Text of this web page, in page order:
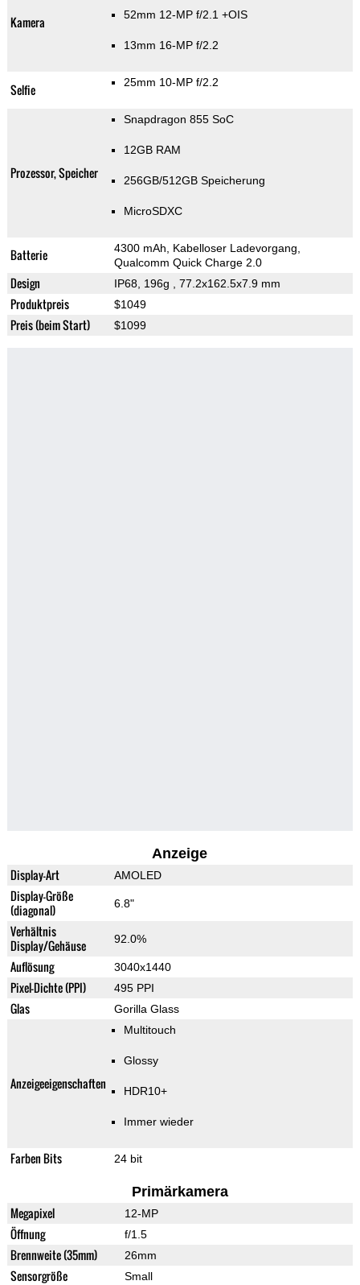
Kamera 52mm 12-MP f/2.1 +OIS
13mm 16-MP f/2.2
Selfie 25mm 10-MP f/2.2
Prozessor, Speicher
Snapdragon 855 SoC
12GB RAM
256GB/512GB Speicherung
MicroSDXC
Batterie
4300 mAh, Kabelloser Ladevorgang,
Qualcomm Quick Charge 2.0
Design IP68, 196g , 77.2x162.5x7.9 mm
Produktpreis $1049
Preis (beim Start) $1099
Anzeige
Display-Art AMOLED
Display-Größe
(diagonal)
6.8"
Verhältnis
Display/Gehäuse
92.0%
Auflösung 3040x1440
Pixel-Dichte (PPI) 495 PPI
Glas Gorilla Glass
Anzeigeeigenschaften
Multitouch
Glossy
HDR10+
Immer wieder
Farben Bits 24 bit
Primärkamera
Megapixel 12-MP
Öffnung f/1.5
Brennweite (35mm) 26mm
Sensorgröße Small